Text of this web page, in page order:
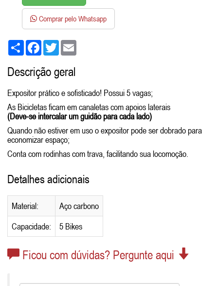
Comprar pelo Whatsapp
Share FacebookTwitter
Descrição geral
Expositor prático e sofisticado! Possui 5 vagas;
As Bicicletas ficam em canaletas com apoios laterais
(Deve-se intercalar um guidão para cada lado)
Quando não estiver em uso o expositor pode ser dobrado para
economizar espaço;
Conta com rodinhas com trava, facilitando sua locomoção.
Detalhes adicionais
Material:
Aço carbono
Capacidade:
5 Bikes
Ficou com dúvidas? Pergunte aqui